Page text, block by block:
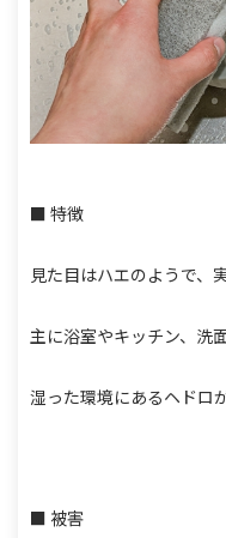
■ 特徴
見た目はハエのようで、
主に浴室やキッチン、洗
湿った環境にあるヘドロ
■ 被害